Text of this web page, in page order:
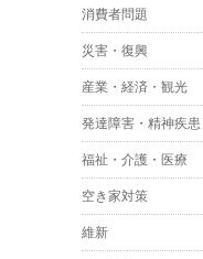
消費者問題
災害・復興
産業・経済・観光
発達障害・精神疾患
福祉・介護・医療
空き家対策
維新